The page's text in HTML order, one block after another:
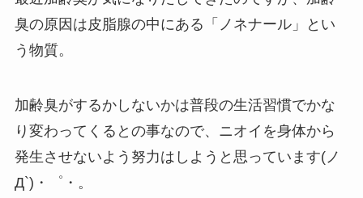
臭の原因は皮脂腺の中にある「ノネナール」とい
う物質。
加齢臭がするかしないかは普段の生活習慣でかな
り変わってくるとの事なので、ニオイを身体から
発生させないよう努力はしようと思っています(ノ
Д`)・゜・。